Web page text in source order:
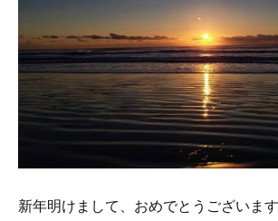
新年明けまして、おめでとうございます